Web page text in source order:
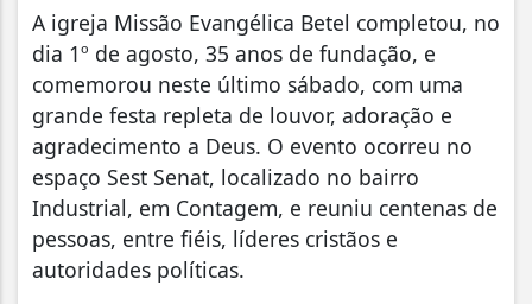
A igreja Missão Evangélica Betel completou, no
dia 1º de agosto, 35 anos de fundação, e
comemorou neste último sábado, com uma
grande festa repleta de louvor, adoração e
agradecimento a Deus. O evento ocorreu no
espaço Sest Senat, localizado no bairro
Industrial, em Contagem, e reuniu centenas de
pessoas, entre fiéis, líderes cristãos e
autoridades políticas.